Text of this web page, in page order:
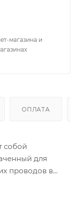
магазина и
ОПЛАТА
собой
для
проводов в